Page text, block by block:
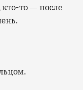
то — после